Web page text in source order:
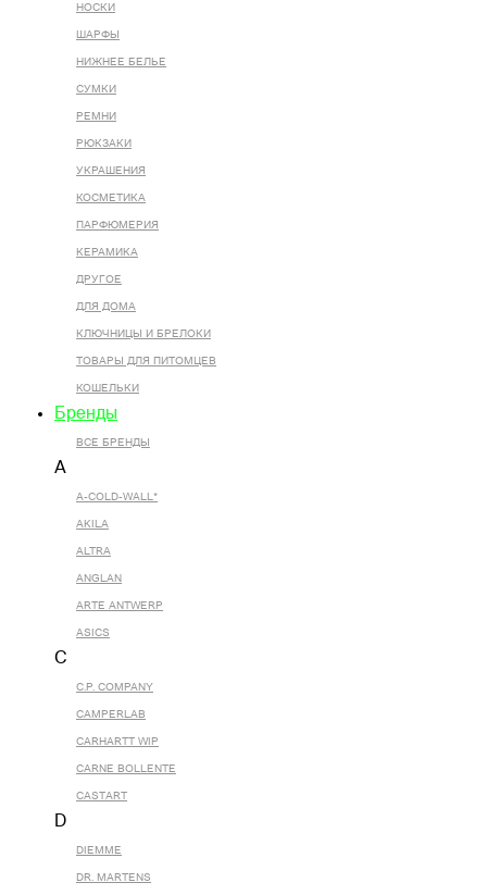
НОСКИ
ШАРФЫ
НИЖНЕЕ БЕЛЬЕ
СУМКИ
РЕМНИ
РЮКЗАКИ
УКРАШЕНИЯ
КОСМЕТИКА
ПАРФЮМЕРИЯ
КЕРАМИКА
ДРУГОЕ
ДЛЯ ДОМА
КЛЮЧНИЦЫ И БРЕЛОКИ
ТОВАРЫ ДЛЯ ПИТОМЦЕВ
КОШЕЛЬКИ
Бренды
ВСЕ БРЕНДЫ
A
A-COLD-WALL*
AKILA
ALTRA
ANGLAN
ARTE ANTWERP
ASICS
C
C.P. COMPANY
CAMPERLAB
CARHARTT WIP
CARNE BOLLENTE
CASTART
D
DIEMME
DR. MARTENS